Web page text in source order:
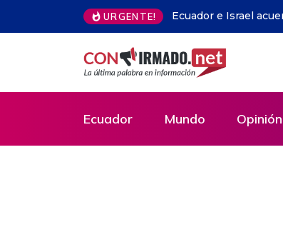
URGENTE!
contienda
Ecuador Mundo Opinión